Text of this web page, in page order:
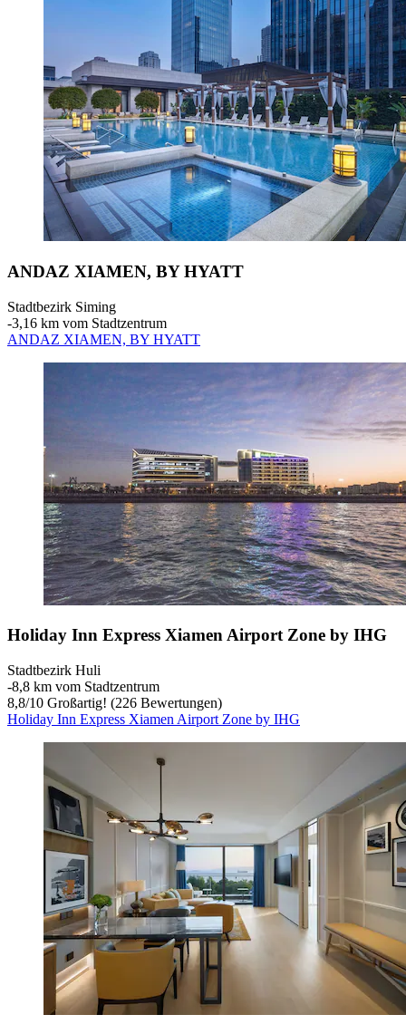
ANDAZ XIAMEN, BY HYATT
Stadtbezirk Siming
‐3,16 km vom Stadtzentrum
ANDAZ XIAMEN, BY HYATT
Holiday Inn Express Xiamen Airport Zone by IHG
Stadtbezirk Huli
‐8,8 km vom Stadtzentrum
8,8/10 Großartig! (226 Bewertungen)
Holiday Inn Express Xiamen Airport Zone by IHG